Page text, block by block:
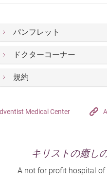
パンフレット
ドクターコーナー
規約
Medical Center
キリストの癒し
A not for profit hospital